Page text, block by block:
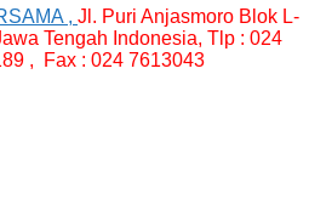
, Jl. Puri Anjasmoro Blok L-
Tengah Indonesia, Tlp : 024
, Fax : 024 7613043